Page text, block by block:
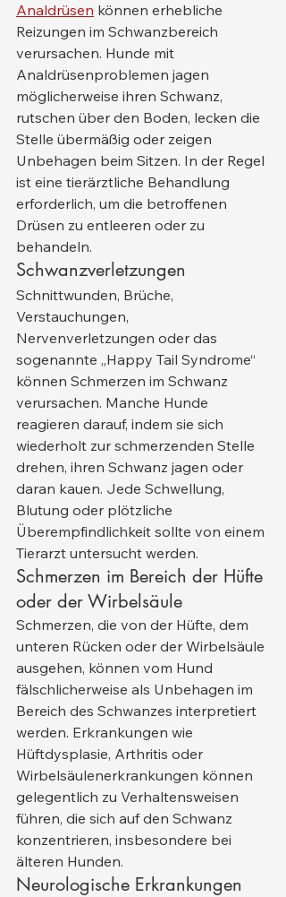
Analdrüsen können erhebliche
Reizungen im Schwanzbereich
verursachen. Hunde mit
Analdrüsenproblemen jagen
möglicherweise ihren Schwanz,
rutschen über den Boden, lecken die
Stelle übermäßig oder zeigen
Unbehagen beim Sitzen. In der Regel
ist eine tierärztliche Behandlung
erforderlich, um die betroffenen
Drüsen zu entleeren oder zu
behandeln.
Schwanzverletzungen
Schnittwunden, Brüche,
Verstauchungen,
Nervenverletzungen oder das
sogenannte „Happy Tail Syndrome“
können Schmerzen im Schwanz
verursachen. Manche Hunde
reagieren darauf, indem sie sich
wiederholt zur schmerzenden Stelle
drehen, ihren Schwanz jagen oder
daran kauen. Jede Schwellung,
Blutung oder plötzliche
Überempfindlichkeit sollte von einem
Tierarzt untersucht werden.
Schmerzen im Bereich der Hüfte
oder der Wirbelsäule
Schmerzen, die von der Hüfte, dem
unteren Rücken oder der Wirbelsäule
ausgehen, können vom Hund
fälschlicherweise als Unbehagen im
Bereich des Schwanzes interpretiert
werden. Erkrankungen wie
Hüftdysplasie, Arthritis oder
Wirbelsäulenerkrankungen können
gelegentlich zu Verhaltensweisen
führen, die sich auf den Schwanz
konzentrieren, insbesondere bei
älteren Hunden.
Neurologische Erkrankungen